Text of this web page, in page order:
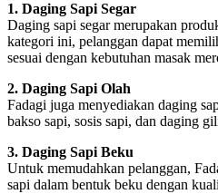
1. Daging Sapi Segar
Daging sapi segar merupakan
kategori ini, pelanggan dapat
sesuai dengan kebutuhan masak
2. Daging Sapi Olah
Fadagi juga menyediakan daging
bakso sapi, sosis sapi, dan daging
3. Daging Sapi Beku
Untuk memudahkan pelanggan,
sapi dalam bentuk beku dengan